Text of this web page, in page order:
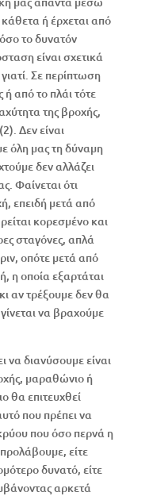
ή έρχεται από
το δυνατόν
είναι σχετικά
Σε περίπτωση
από το πλάι τότε
της βροχής,
Δεν είναι
όλη μας τη δύναμη
δεν αλλάζει
Φαίνεται ότι
επειδή μετά από
κορεσμένο και
σταγόνες, απλά
οπότε μετά από
η οποία εξαρτάται
αν τρέξουμε δεν θα
να βραχούμε
διανύσουμε είναι
μαραθώνιο ή
θα επιτευχθεί
που πρέπει να
που όσο περνά η
είτε
δυνατό, είτε
αρκετά